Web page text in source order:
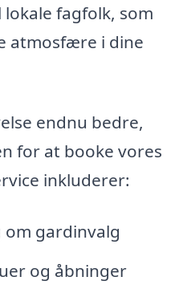
fagfolk, som
atmosfære i dine
endnu bedre,
for at booke vores
inkluderer:
gardinvalg
og åbninger